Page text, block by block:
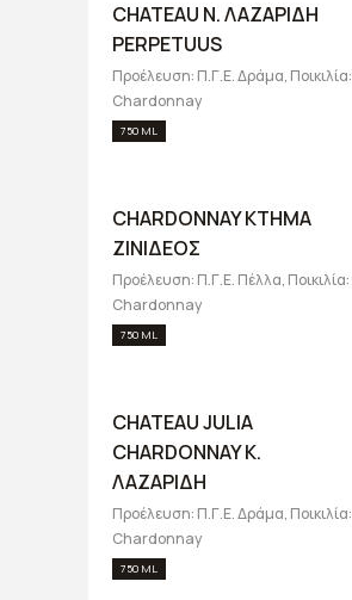
CHATEAU N. ΛΑΖΑΡΙΔΗ
PERPETUUS
Προέλευση: Π.Γ.Ε. Δράμα, Ποικιλία:
Chardonnay
750 ML
CHARDONNAY ΚΤΗΜΑ
ΖΙΝΙΔΕΟΣ
Προέλευση: Π.Γ.Ε. Πέλλα, Ποικιλία:
Chardonnay
750 ML
CHATEAU JULIA
CHARDONNAY Κ.
ΛΑΖΑΡΙΔΗ
Προέλευση: Π.Γ.Ε. Δράμα, Ποικιλία:
Chardonnay
750 ML